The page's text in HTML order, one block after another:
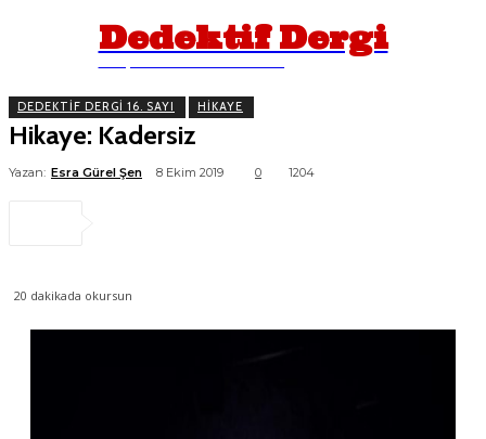
Dedektif Dergi
DEDEKTIF DERGI 16. SAYI HIKAYE
Hikaye: Kadersiz
Yazan: Esra Gürel Şen 8 Ekim 2019 0 1204
20 dakikada okursun